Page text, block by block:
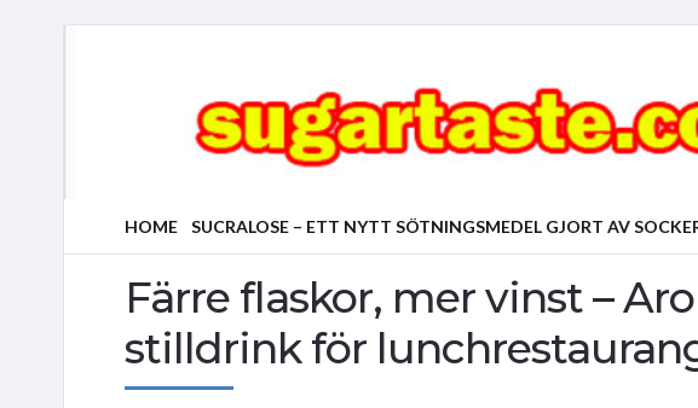
HOME SUCRALOSE – ETT NYTT SÖTNINGSMEDEL GJORT AV
Färre flaskor, mer vinst –
stilldrink för